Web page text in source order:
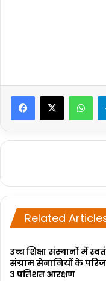
Related
उच्च शिक्षा संस्थानों में
संग्राम सेनानियों के
3 प्रतिशत आरक्षण